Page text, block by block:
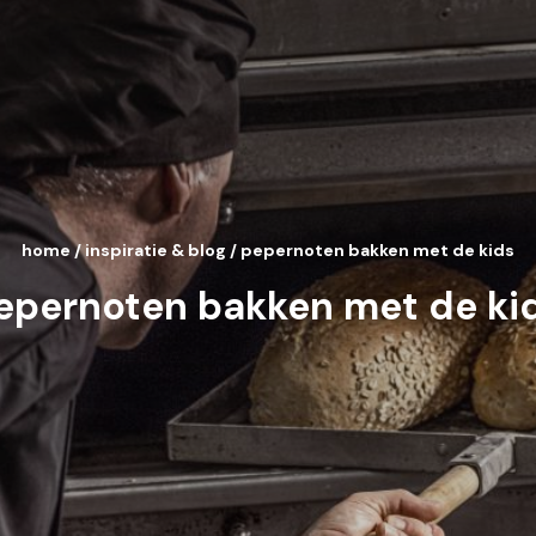
bakken met de
home/inspiratie & blog / pepernoten bakken met de kids